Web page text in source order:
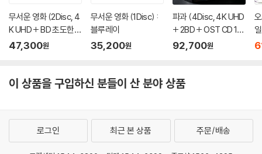
무서운 영화 (2Disc, 4
K UHD + BD 초도한정
슬립케이스) : 블루레
47,300원
무서운 영화 (1Disc) :
블루레이
35,200원
파과 (4Disc, 4K UHD
+ 2BD + OST CD 15
00장 한정 스틸북 한정
92,700원
이 상품을 구입하신 분들이 산 분야 상품
로그인 최근 본 상품 주문/배송